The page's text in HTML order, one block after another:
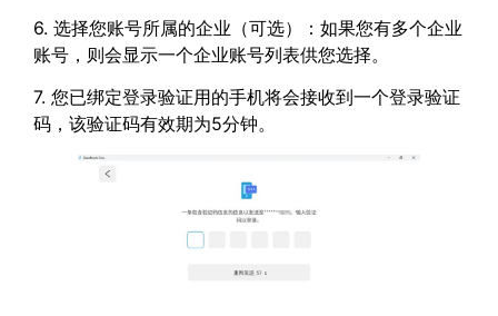
6. 选择您账号所属的企业（可选）：如果您有多个企业
账号，则会显示一个企业账号列表供您选择。
7. 您已绑定登录验证用的手机将会接收到一个登录验证
码，该验证码有效期为5分钟。